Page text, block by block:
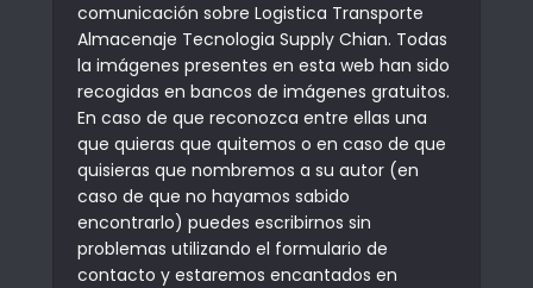
comunicación sobre Logistica Transporte
Almacenaje Tecnologia Supply Chian. Todas
la imágenes presentes en esta web han sido
recogidas en bancos de imágenes gratuitos.
En caso de que reconozca entre ellas una
que quieras que quitemos o en caso de que
quisieras que nombremos a su autor (en
caso de que no hayamos sabido
encontrarlo) puedes escribirnos sin
problemas utilizando el formulario de
contacto y estaremos encantados en